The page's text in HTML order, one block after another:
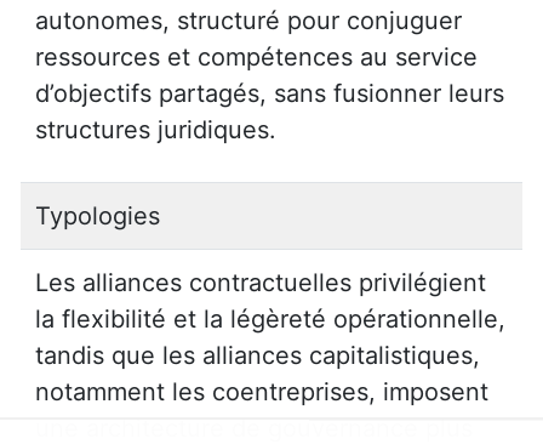
autonomes, structuré pour conjuguer
ressources et compétences au service
d’objectifs partagés, sans fusionner leurs
structures juridiques.
Typologies
Les alliances contractuelles privilégient
la flexibilité et la légèreté opérationnelle,
tandis que les alliances capitalistiques,
notamment les coentreprises, imposent